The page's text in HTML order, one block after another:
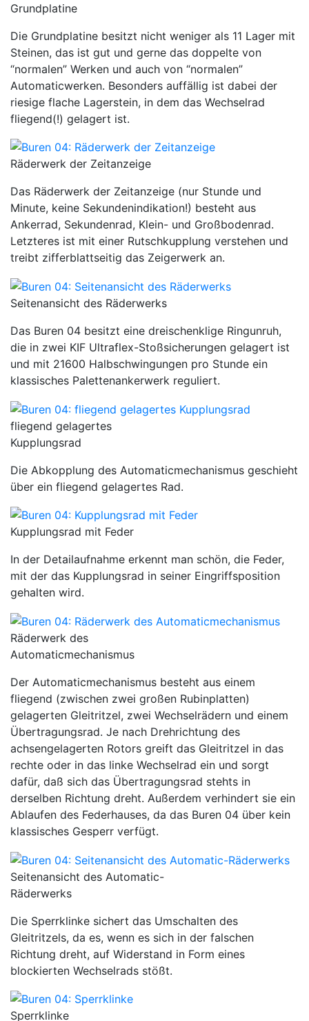
Grundplatine
Die Grundplatine besitzt nicht weniger als 11 Lager mit
Steinen, das ist gut und gerne das doppelte von
“normalen” Werken und auch von “normalen”
Automaticwerken. Besonders auffällig ist dabei der
riesige flache Lagerstein, in dem das Wechselrad
fliegend(!) gelagert ist.
Räderwerk der Zeitanzeige
Das Räderwerk der Zeitanzeige (nur Stunde und
Minute, keine Sekundenindikation!) besteht aus
Ankerrad, Sekundenrad, Klein- und Großbodenrad.
Letzteres ist mit einer Rutschkupplung verstehen und
treibt zifferblattseitig das Zeigerwerk an.
Seitenansicht des Räderwerks
Das Buren 04 besitzt eine dreischenklige Ringunruh,
die in zwei KIF Ultraflex-Stoßsicherungen gelagert ist
und mit 21600 Halbschwingungen pro Stunde ein
klassisches Palettenankerwerk reguliert.
fliegend gelagertes
Kupplungsrad
Die Abkopplung des Automaticmechanismus geschieht
über ein fliegend gelagertes Rad.
Kupplungsrad mit Feder
In der Detailaufnahme erkennt man schön, die Feder,
mit der das Kupplungsrad in seiner Eingriffsposition
gehalten wird.
Räderwerk des
Automaticmechanismus
Der Automaticmechanismus besteht aus einem
fliegend (zwischen zwei großen Rubinplatten)
gelagerten Gleitritzel, zwei Wechselrädern und einem
Übertragungsrad. Je nach Drehrichtung des
achsengelagerten Rotors greift das Gleitritzel in das
rechte oder in das linke Wechselrad ein und sorgt
dafür, daß sich das Übertragungsrad stehts in
derselben Richtung dreht. Außerdem verhindert sie ein
Ablaufen des Federhauses, da das Buren 04 über kein
klassisches Gesperr verfügt.
Seitenansicht des Automatic-
Räderwerks
Die Sperrklinke sichert das Umschalten des
Gleitritzels, da es, wenn es sich in der falschen
Richtung dreht, auf Widerstand in Form eines
blockierten Wechselrads stößt.
Sperrklinke